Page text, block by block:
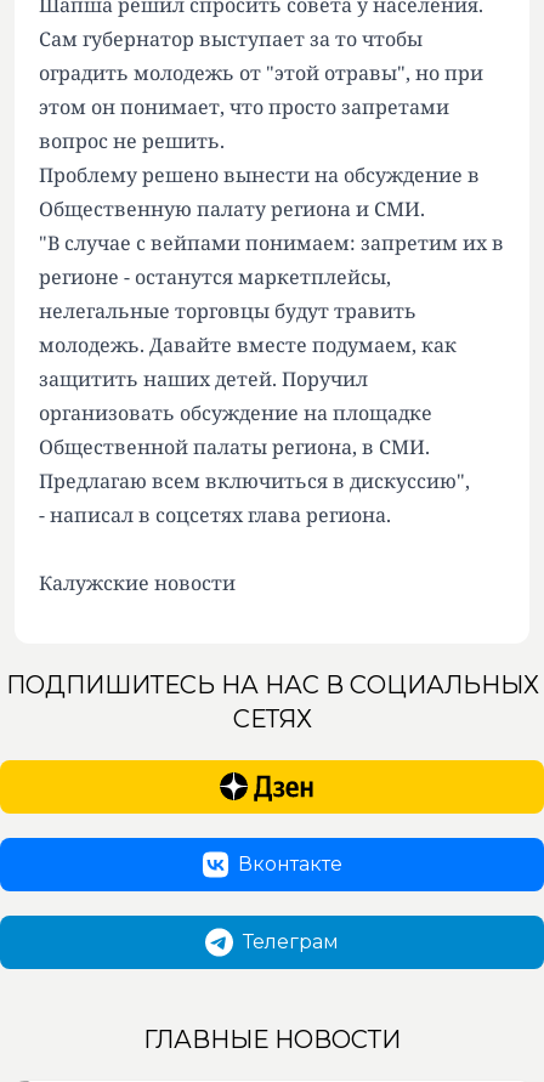
Сам губернатор выступает за то чтобы
оградить молодежь от "этой отравы", но при
этом он понимает, что просто запретами
вопрос не решить.
Проблему решено вынести на обсуждение в
Общественную палату региона и СМИ.
"В случае с вейпами понимаем: запретим их в
регионе - останутся маркетплейсы,
нелегальные торговцы будут травить
молодежь. Давайте вместе подумаем, как
защитить наших детей. Поручил
организовать обсуждение на площадке
Общественной палаты региона, в СМИ.
Предлагаю всем включиться в дискуссию",
- написал в соцсетях глава региона.
Калужские новости
ПОДПИШИТЕСЬ НА НАС В СОЦИАЛЬНЫХ
СЕТЯХ
Вконтакте
Телеграм
ГЛАВНЫЕ НОВОСТИ